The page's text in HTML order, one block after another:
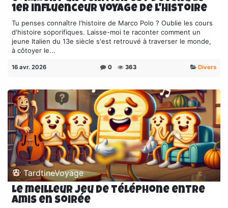
1er influenceur voyage de l'Histoire
Tu penses connaître l'histoire de Marco Polo ? Oublie les cours
d'histoire soporifiques. Laisse-moi te raconter comment un
jeune Italien du 13e siècle s'est retrouvé à traverser le monde,
à côtoyer le...
16 avr. 2026 0 363 Divers
TardtineVoyage
Le meilleur jeu de téléphone entre
amis en soirée